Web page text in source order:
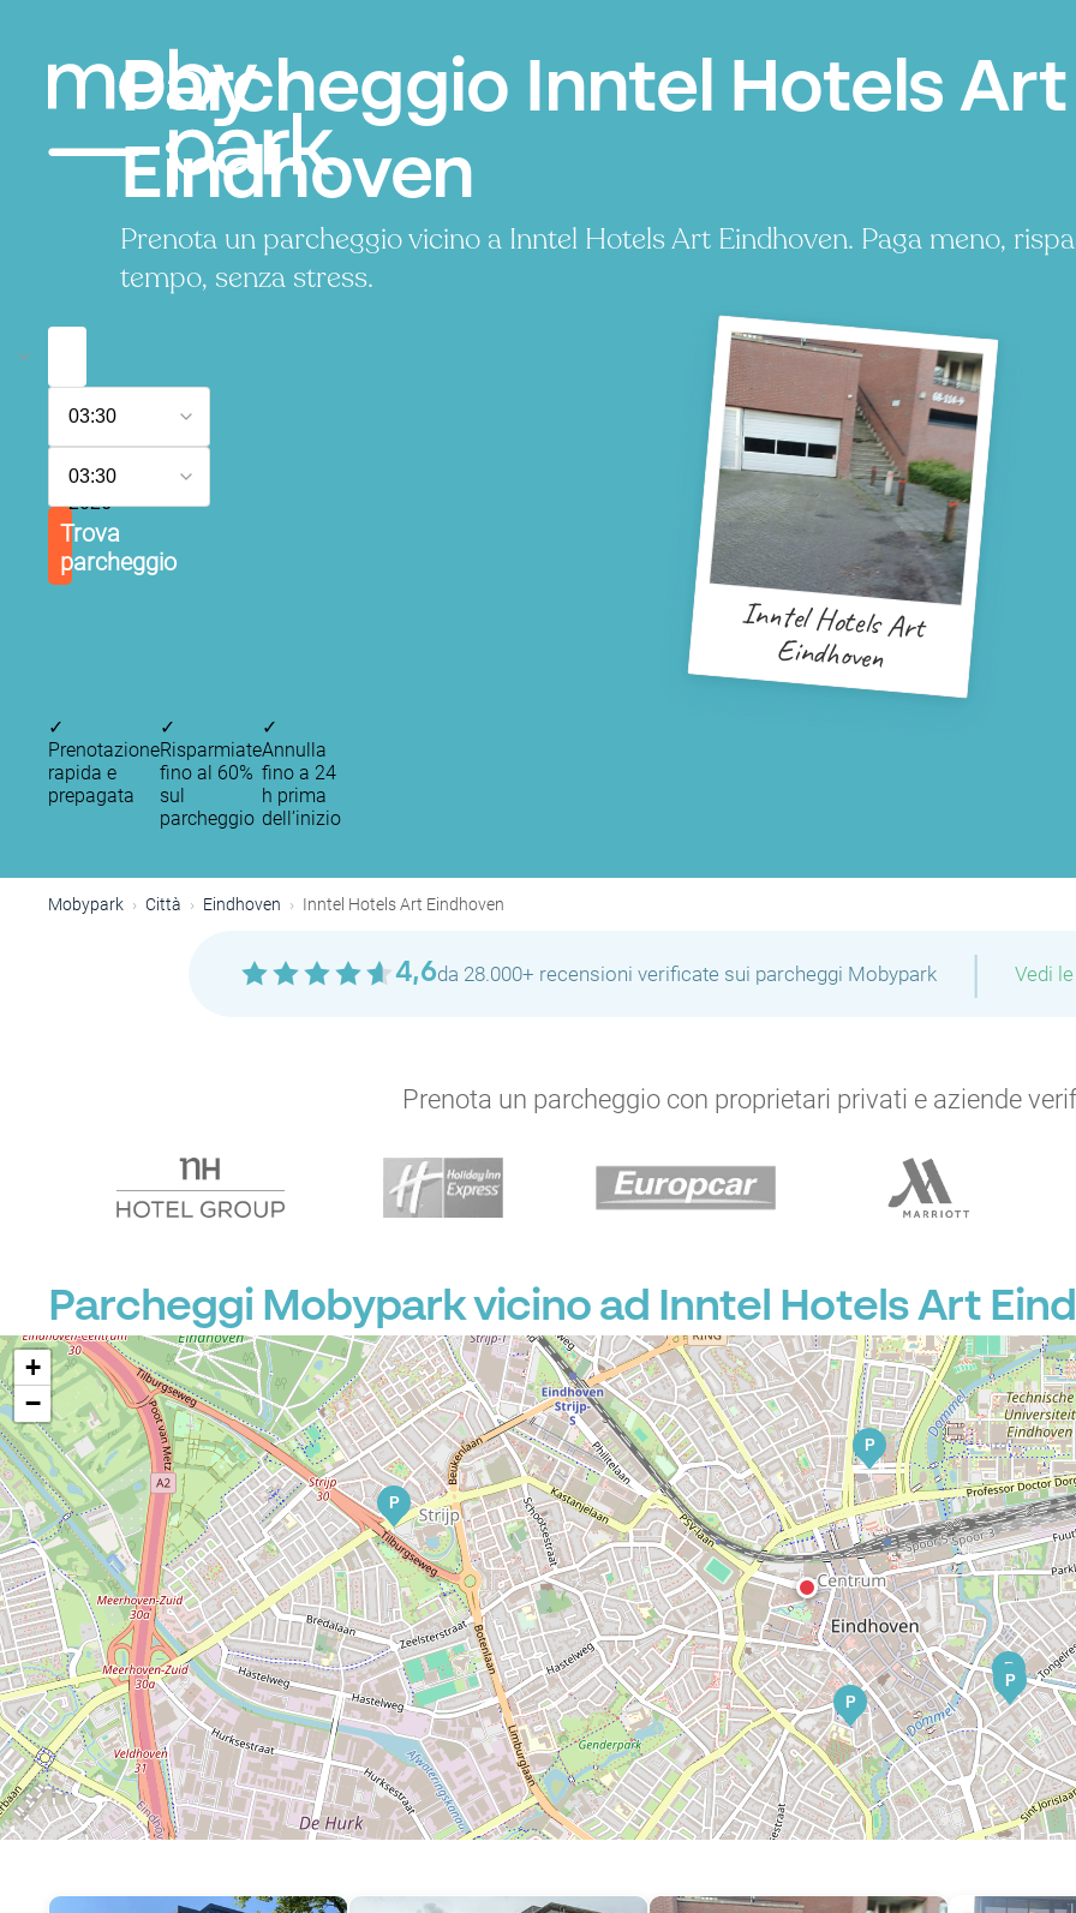
Parcheggio Inntel Hotels
Eindhoven
Prenota un parcheggio vicino a Inntel Hotels Art Eindhoven. Paga meno,
tempo, senza stress.
agosto
2026
03:30
agosto
2026
03:30
Trova
parcheggio
Inntel Hotels Art
Eindhoven
✓
Prenotazione
rapida e
prepagata
✓
Risparmiate
fino al 60%
sul
parcheggio
✓
Annulla
fino a 24
h prima
dell’inizio
Mobypark Città Eindhoven Inntel Hotels Art Eindhoven
4,6da 28.000+ recensioni verificate sui parcheggi Mobypark | Vedi
Prenota un parcheggio con proprietari privati e aziende
Parcheggi Mobypark vicino ad Inntel Hotels Art
P
P
P
P
P
+
−